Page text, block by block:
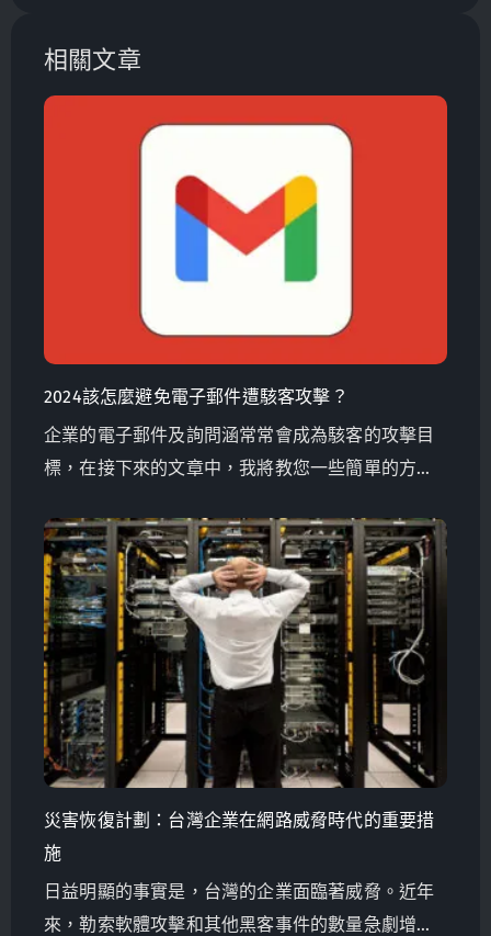
相關文章
2024該怎麼避免電子郵件遭駭客攻擊？
企業的電子郵件及詢問涵常常會成為駭客的攻擊目
標，在接下來的文章中，我將教您一些簡單的方法
災害恢復計劃：台灣企業在網路威脅時代的重要措
施
日益明顯的事實是，台灣的企業面臨著威脅。近年
來，勒索軟體攻擊和其他黑客事件的數量急劇增